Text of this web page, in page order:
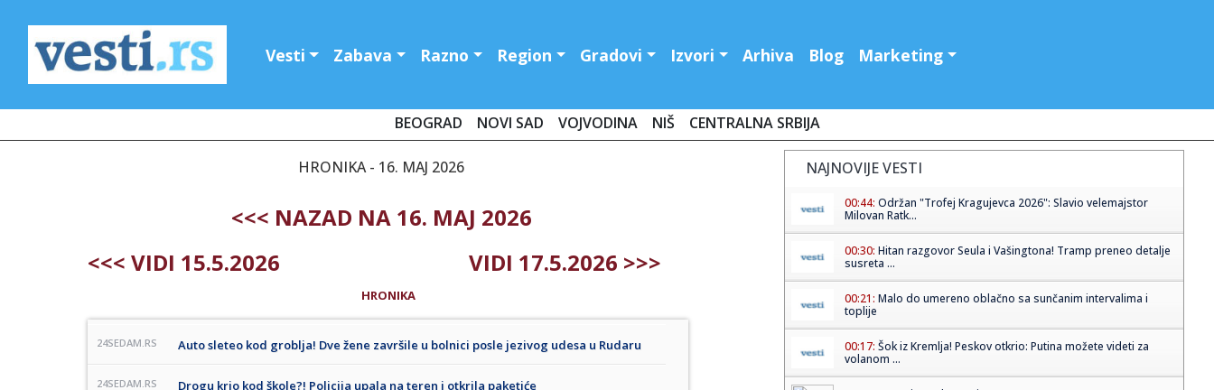
Vesti Zabava Razno Region Gradovi Izvori Arhiva Blog Marketing
BEOGRAD NOVI SAD VOJVODINA NIŠ CENTRALNA SRBIJA
HRONIKA - 16. MAJ 2026
<<< NAZAD NA 16. MAJ 2026
<<< VIDI 15.5.2026
VIDI 17.5.2026 >>>
HRONIKA
24SEDAM.RS Auto sleteo kod groblja! Dve žene završile u bolnici posle jezivog udesa u Rudaru
24SEDAM.RS Drogu krio kod škole?! Policija upala na teren i otkrila paketiće
NAJNOVIJE VESTI
00:44: Održan "Trofej Kragujevca 2026": Slavio velemajstor
Milovan Ratk...
00:30: Hitan razgovor Seula i Vašingtona! Tramp preneo detalje
susreta ...
00:21: Malo do umereno oblačno sa sunčanim intervalima i
toplije
00:17: Šok iz Kremlja! Peskov otkrio: Putina možete videti za
volanom ...